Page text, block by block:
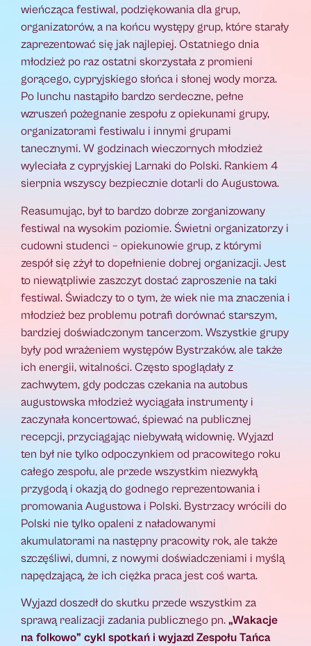
wieńcząca festiwal, podziękowania dla grup,
organizatorów, a na końcu występy grup, które starały
zaprezentować się jak najlepiej. Ostatniego dnia
młodzież po raz ostatni skorzystała z promieni
gorącego, cypryjskiego słońca i słonej wody morza.
Po lunchu nastąpiło bardzo serdeczne, pełne
wzruszeń pożegnanie zespołu z opiekunami grupy,
organizatorami festiwalu i innymi grupami
tanecznymi. W godzinach wieczornych młodzież
wyleciała z cypryjskiej Larnaki do Polski. Rankiem 4
sierpnia wszyscy bezpiecznie dotarli do Augustowa.
Reasumując, był to bardzo dobrze zorganizowany
festiwal na wysokim poziomie. Świetni organizatorzy i
cudowni studenci – opiekunowie grup, z którymi
zespół się zżył to dopełnienie dobrej organizacji. Jest
to niewątpliwie zaszczyt dostać zaproszenie na taki
festiwal. Świadczy to o tym, że wiek nie ma znaczenia i
młodzież bez problemu potrafi dorównać starszym,
bardziej doświadczonym tancerzom. Wszystkie grupy
były pod wrażeniem występów Bystrzaków, ale także
ich energii, witalności. Często spoglądały z
zachwytem, gdy podczas czekania na autobus
augustowska młodzież wyciągała instrumenty i
zaczynała koncertować, śpiewać na publicznej
recepcji, przyciągając niebywałą widownię. Wyjazd
ten był nie tylko odpoczynkiem od pracowitego roku
całego zespołu, ale przede wszystkim niezwykłą
przygodą i okazją do godnego reprezentowania i
promowania Augustowa i Polski. Bystrzacy wrócili do
Polski nie tylko opaleni z naładowanymi
akumulatorami na następny pracowity rok, ale także
szczęśliwi, dumni, z nowymi doświadczeniami i myślą
napędzającą, że ich ciężka praca jest coś warta.
Wyjazd doszedł do skutku przede wszystkim za
sprawą realizacji zadania publicznego pn. „Wakacje
na folkowo” cykl spotkań i wyjazd Zespołu Tańca